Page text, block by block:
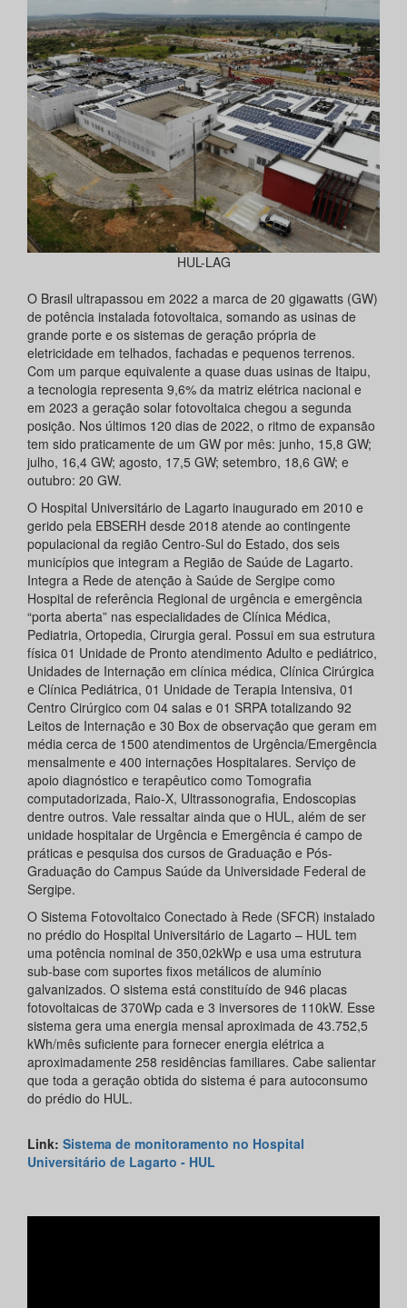
HUL-LAG
O Brasil ultrapassou em 2022 a marca de 20 gigawatts (GW)
de potência instalada fotovoltaica, somando as usinas de
grande porte e os sistemas de geração própria de
eletricidade em telhados, fachadas e pequenos terrenos.
Com um parque equivalente a quase duas usinas de Itaipu,
a tecnologia representa 9,6% da matriz elétrica nacional e
em 2023 a geração solar fotovoltaica chegou a segunda
posição. Nos últimos 120 dias de 2022, o ritmo de expansão
tem sido praticamente de um GW por mês: junho, 15,8 GW;
julho, 16,4 GW; agosto, 17,5 GW; setembro, 18,6 GW; e
outubro: 20 GW.
O Hospital Universitário de Lagarto inaugurado em 2010 e
gerido pela EBSERH desde 2018 atende ao contingente
populacional da região Centro-Sul do Estado, dos seis
municípios que integram a Região de Saúde de Lagarto.
Integra a Rede de atenção à Saúde de Sergipe como
Hospital de referência Regional de urgência e emergência
“porta aberta” nas especialidades de Clínica Médica,
Pediatria, Ortopedia, Cirurgia geral. Possui em sua estrutura
física 01 Unidade de Pronto atendimento Adulto e pediátrico,
Unidades de Internação em clínica médica, Clínica Cirúrgica
e Clínica Pediátrica, 01 Unidade de Terapia Intensiva, 01
Centro Cirúrgico com 04 salas e 01 SRPA totalizando 92
Leitos de Internação e 30 Box de observação que geram em
média cerca de 1500 atendimentos de Urgência/Emergência
mensalmente e 400 internações Hospitalares. Serviço de
apoio diagnóstico e terapêutico como Tomografia
computadorizada, Raio-X, Ultrassonografia, Endoscopias
dentre outros. Vale ressaltar ainda que o HUL, além de ser
unidade hospitalar de Urgência e Emergência é campo de
práticas e pesquisa dos cursos de Graduação e Pós-
Graduação do Campus Saúde da Universidade Federal de
Sergipe.
O Sistema Fotovoltaico Conectado à Rede (SFCR) instalado
no prédio do Hospital Universitário de Lagarto – HUL tem
uma potência nominal de 350,02kWp e usa uma estrutura
sub-base com suportes fixos metálicos de alumínio
galvanizados. O sistema está constituído de 946 placas
fotovoltaicas de 370Wp cada e 3 inversores de 110kW. Esse
sistema gera uma energia mensal aproximada de 43.752,5
kWh/mês suficiente para fornecer energia elétrica a
aproximadamente 258 residências familiares. Cabe salientar
que toda a geração obtida do sistema é para autoconsumo
do prédio do HUL.
Link: Sistema de monitoramento no Hospital
Universitário de Lagarto - HUL